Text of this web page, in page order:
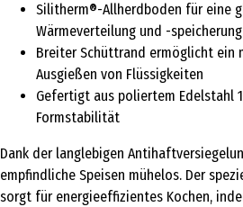
Silitherm®-Allherdboden für eine
Wärmeverteilung und -speicherung
Breiter Schüttrand ermöglicht ein
Ausgießen von Flüssigkeiten
Gefertigt aus poliertem Edelstahl
Formstabilität
Dank der langlebigen
empfindliche Speisen mühelos. Der
sorgt für energieeffizientes Kochen,